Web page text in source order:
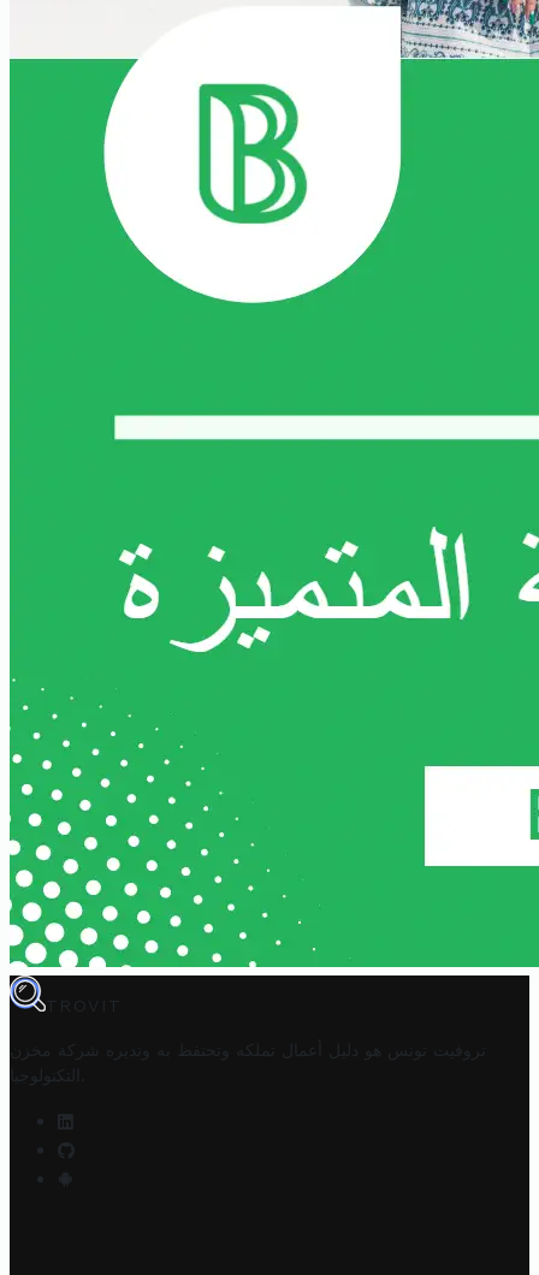
TROVIT
تروفيت تونس هو دليل أعمال تملكه وتحتفظ به وتديره
شركة مخزن
التكنولوجيا